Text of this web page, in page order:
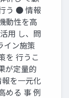
う ● 情報
動性を⾼
⽤ し、問
イン施策
を ⾏うこ
が定量的
を⼀元化
める 事 例